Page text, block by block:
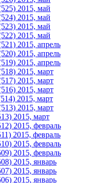
2015, май
2015, май
2015, май
2015, май
2015, апрель
2015, апрель
2015, апрель
2015, март
2015, март
2015, март
2015, март
2015, март
2015, март
2015, февраль
2015, февраль
2015, февраль
2015, февраль
2015, январь
2015, январь
2015, январь